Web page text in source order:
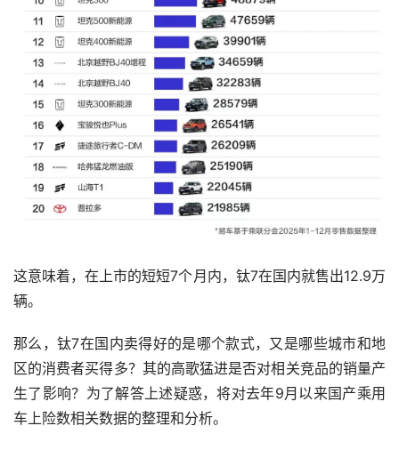
这意味着，在上市的短短7个月内，钛7在国内就售出12.9万
辆。
那么，钛7在国内卖得好的是哪个款式，又是哪些城市和地
区的消费者买得多？其的高歌猛进是否对相关竞品的销量产
生了影响？为了解答上述疑惑，将对去年9月以来国产乘用
车上险数相关数据的整理和分析。